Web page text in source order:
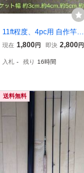
11ft程度、4pc用 自作竿袋
(チェック)
現在 1,800円 即決 2,800円
入札 - 残り 16時間
送料無料